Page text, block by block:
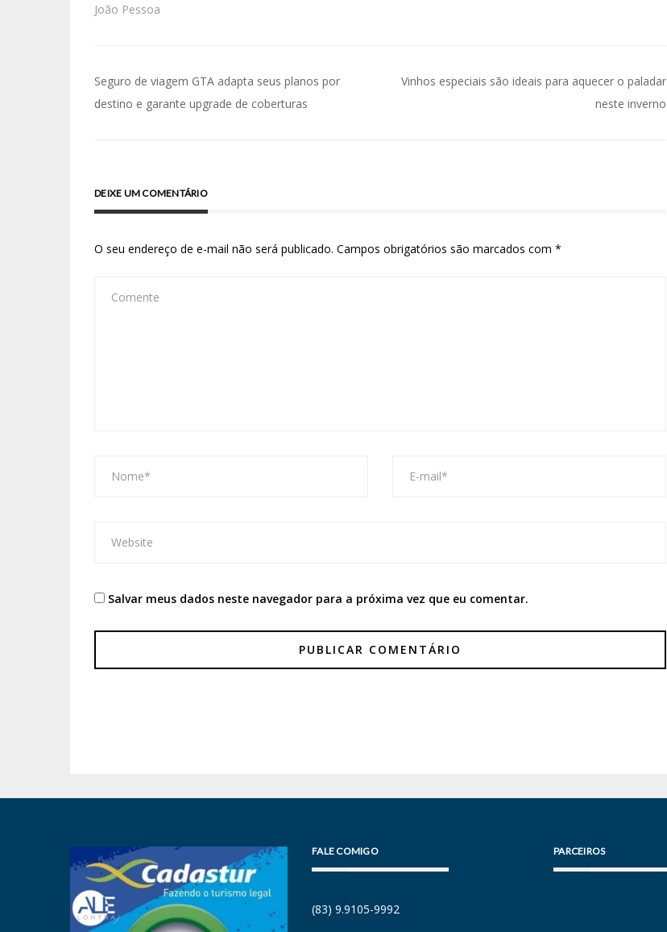
João Pessoa
Seguro de viagem GTA adapta seus planos por
destino e garante upgrade de coberturas
Vinhos especiais são ideais para aquecer o paladar
neste inverno
DEIXE UM COMENTÁRIO
O seu endereço de e-mail não será publicado. Campos obrigatórios são marcados com *
Salvar meus dados neste navegador para a próxima vez que eu comentar.
FALE COMIGO
(83) 9.9105-9992
PARCEIROS